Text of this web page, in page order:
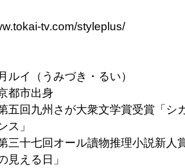
tv.com/styleplus/
（うみづき・るい）
出身
州さが大衆文学賞受賞「シ
ス」
回オール讀物推理小説新人
見える日」